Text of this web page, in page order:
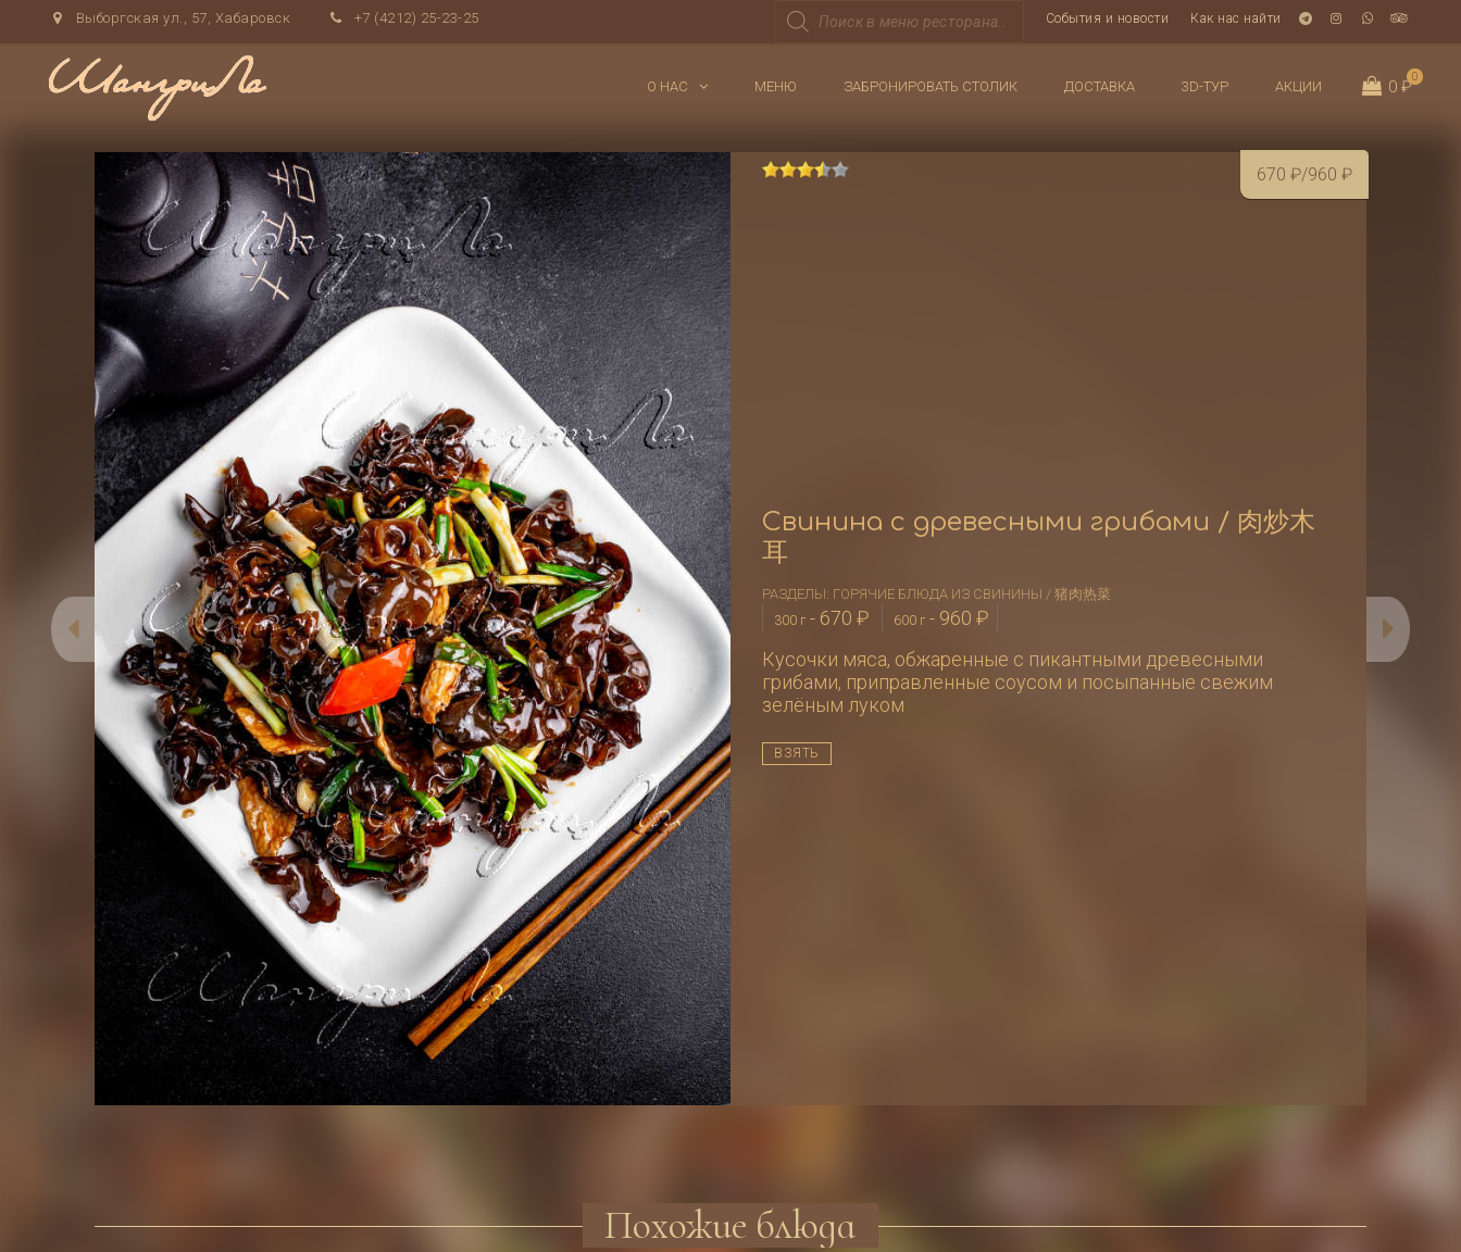
Поиск
товаров
События и новости Как нас найти
Выборгская ул., 57, Хабаровск +7 (4212) 25-23-25
0
0 ₽
О НАС МЕНЮ ЗАБРОНИРОВАТЬ СТОЛИК ДОСТАВКА 3D-ТУР АКЦИИ
Свинина с древесными грибами / 肉炒木
耳
РАЗДЕЛЫ: ГОРЯЧИЕ БЛЮДА ИЗ СВИНИНЫ / 猪肉热菜
300 г - 670₽ 600 г - 960₽
Кусочки мяса, обжаренные с пикантными древесными
грибами, приправленные соусом и посыпанные свежим
зелёным луком
ВЗЯТЬ
670 ₽/960 ₽
Похожие блюда